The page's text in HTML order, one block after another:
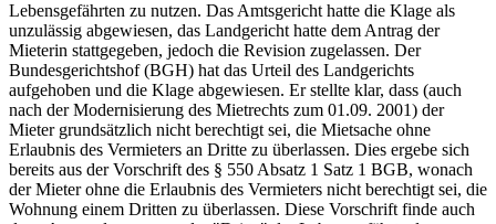
Lebensgefährten zu nutzen. Das Amtsgericht hatte die Klage als
unzulässig abgewiesen, das Landgericht hatte dem Antrag der
Mieterin stattgegeben, jedoch die Revision zugelassen. Der
Bundesgerichtshof (BGH) hat das Urteil des Landgerichts
aufgehoben und die Klage abgewiesen. Er stellte klar, dass (auch
nach der Modernisierung des Mietrechts zum 01.09. 2001) der
Mieter grundsätzlich nicht berechtigt sei, die Mietsache ohne
Erlaubnis des Vermieters an Dritte zu überlassen. Dies ergebe sich
bereits aus der Vorschrift des § 550 Absatz 1 Satz 1 BGB, wonach
der Mieter ohne die Erlaubnis des Vermieters nicht berechtigt sei, die
Wohnung einem Dritten zu überlassen. Diese Vorschrift finde auch